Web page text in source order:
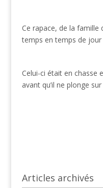
Ce rapace, de la famille
temps en temps de
Celui-ci était en chasse
avant qu’il ne plonge
Articles archivés